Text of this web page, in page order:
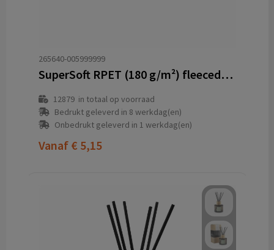
265640-005999999
SuperSoft RPET (180 g/m²) fleecedeken
12879in totaal op voorraad
Bedrukt geleverd in 8 werkdag(en)
Onbedrukt geleverd in 1 werkdag(en)
Vanaf € 5,15